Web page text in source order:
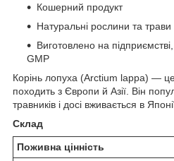
Кошерний продукт
Натуральні рослини та трави
Виготовлено на
GMP
Корінь лопуха (Arctium lappa) —
походить з Європи й Азії. Він
травників і досі вживається в
Склад
Поживна цінність